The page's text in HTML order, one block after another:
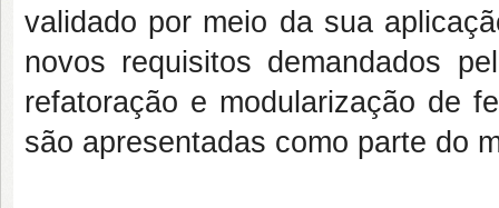
validado por meio da sua
novos requisitos demandados
refatoração e modularização de
são apresentadas como parte do